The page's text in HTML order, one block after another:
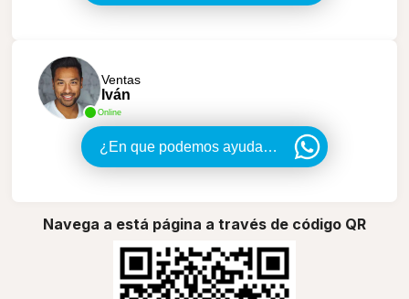
Online
Ventas
Iván
¿En que podemos ayudarte?
Navega a está página a través de código QR